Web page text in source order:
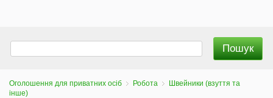
Оголошення для приватних осіб Робота
Швейники (взуття та
інше)